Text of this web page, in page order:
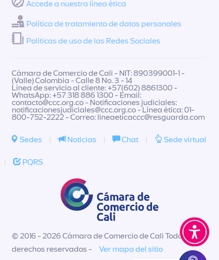
Accede a nuestra línea ética
Política de tratamiento de datos personales
Políticas de uso de las Redes Sociales
Cámara de Comercio de Cali - NIT: 890399001-1 -
(Valle) Colombia - Calle 8 No. 3 - 14
Línea de servicio al cliente: +57(602) 8861300 -
WhatsApp: +57 318 886 1300 - Email:
contacto@ccc.org.co- Notificaciones judiciales:
notificacionesjudiciales@ccc.org.co- Línea ética: 01-
800-752-2222 - Correo: lineaeticaccc@resguarda.com
Sedes | Noticias | Chat | Sede virtual
| PQRS
© 2016 - 2026 Cámara de Comercio de Cali Todos los
derechos reservados -
Ver mapa del sitio